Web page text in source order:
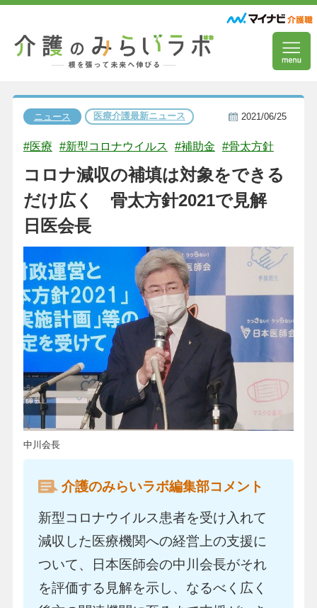
ニュース 医療介護最新ニュース 2021/06/25
#医療 #新型コロナウイルス #補助金 #骨太方針
コロナ減収の補填は対象をできる
だけ広く 骨太方針2021で見解
日医会長
中川会長
介護のみらいラボ編集部コメント
新型コロナウイルス患者を受け入れて
減収した医療機関への経営上の支援に
ついて、日本医師会の中川会長がそれ
を評価する見解を示し、なるべく広く